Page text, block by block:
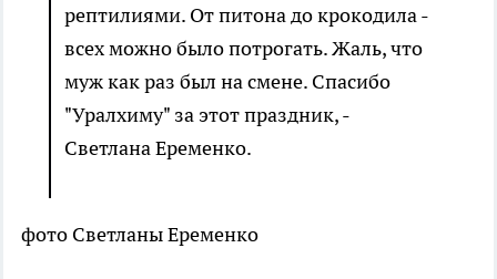
рептилиями. От питона до крокодила -
всех можно было потрогать. Жаль, что
муж как раз был на смене. Спасибо
"Уралхиму" за этот праздник, -
Светлана Еременко.
фото Светланы Еременко